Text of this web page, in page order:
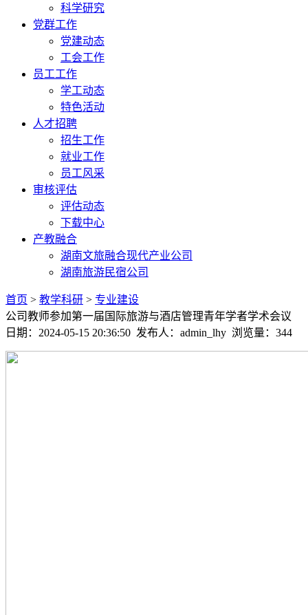
科学研究
党群工作
党建动态
工会工作
员工工作
学工动态
特色活动
人才招聘
招生工作
就业工作
员工风采
审核评估
评估动态
下载中心
产教融合
湖南文旅融合现代产业公司
湖南旅游民宿公司
首页 > 教学科研 > 专业建设
公司教师参加第一届国际旅游与酒店管理青年学者学术会议
日期：2024-05-15 20:36:50 发布人：admin_lhy 浏览量： 344